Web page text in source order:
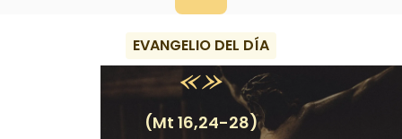
EVANGELIO DEL DÍA
(Mt 16,24-28)